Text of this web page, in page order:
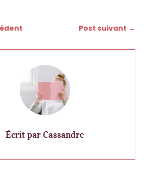
Post suivant →
Écrit par Cassandre